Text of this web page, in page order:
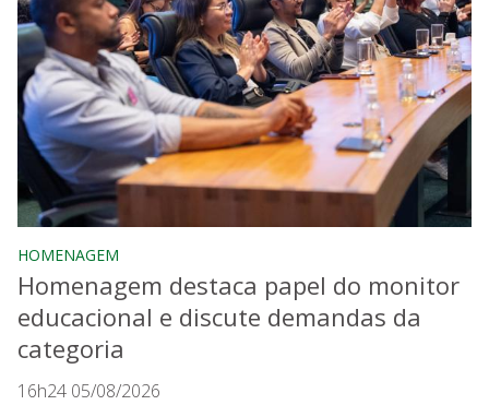
HOMENAGEM
Homenagem destaca papel do monitor
educacional e discute demandas da
categoria
16h24 05/08/2026